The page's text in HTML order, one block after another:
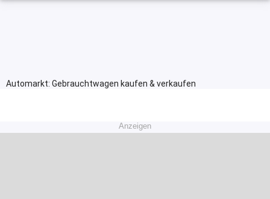
Automarkt: Gebrauchtwagen kaufen & verkaufen
Anzeigen